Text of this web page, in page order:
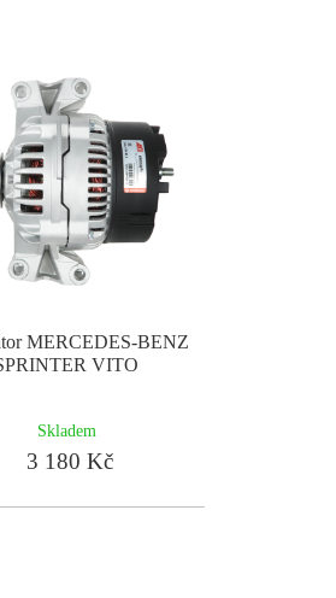
MERCEDES-BENZ
VITO
Skladem
3 180 Kč